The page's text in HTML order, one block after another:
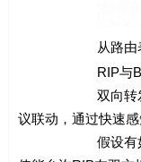
从路由表中可以
RIP与
双向转发检测
议联动，通过快速
假设有如下图所